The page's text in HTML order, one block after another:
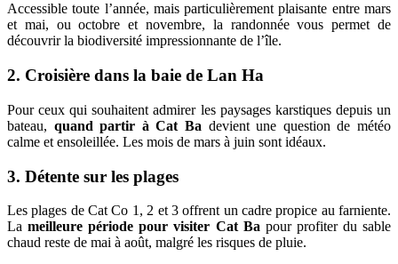
Accessible toute l’année, mais particulièrement plaisante entre mars
et mai, ou octobre et novembre, la randonnée vous permet de
découvrir la biodiversité impressionnante de l’île.
2. Croisière dans la baie de Lan Ha
Pour ceux qui souhaitent admirer les paysages karstiques depuis un
bateau, quand partir à Cat Ba devient une question de météo
calme et ensoleillée. Les mois de mars à juin sont idéaux.
3. Détente sur les plages
Les plages de Cat Co 1, 2 et 3 offrent un cadre propice au farniente.
Lameilleure période pour visiter Cat Ba pour profiter du sable
chaud reste de mai à août, malgré les risques de pluie.